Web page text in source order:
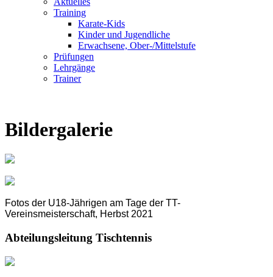
Training
Karate-Kids
Kinder und Jugendliche
Erwachsene, Ober-/Mittelstufe
Prüfungen
Lehrgänge
Trainer
Bildergalerie
Fotos der U18-Jährigen am Tage der TT-
Vereinsmeisterschaft, Herbst 2021
Abteilungsleitung Tischtennis